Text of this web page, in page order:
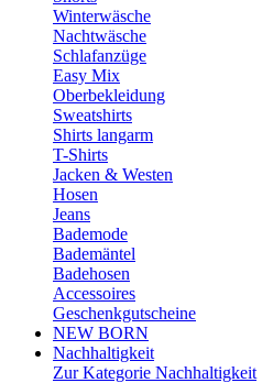
Winterwäsche
Nachtwäsche
Schlafanzüge
Easy Mix
Oberbekleidung
Sweatshirts
Shirts langarm
T-Shirts
Jacken & Westen
Hosen
Jeans
Bademode
Bademäntel
Badehosen
Accessoires
Geschenkgutscheine
NEW BORN
Nachhaltigkeit
Zur Kategorie Nachhaltigkeit